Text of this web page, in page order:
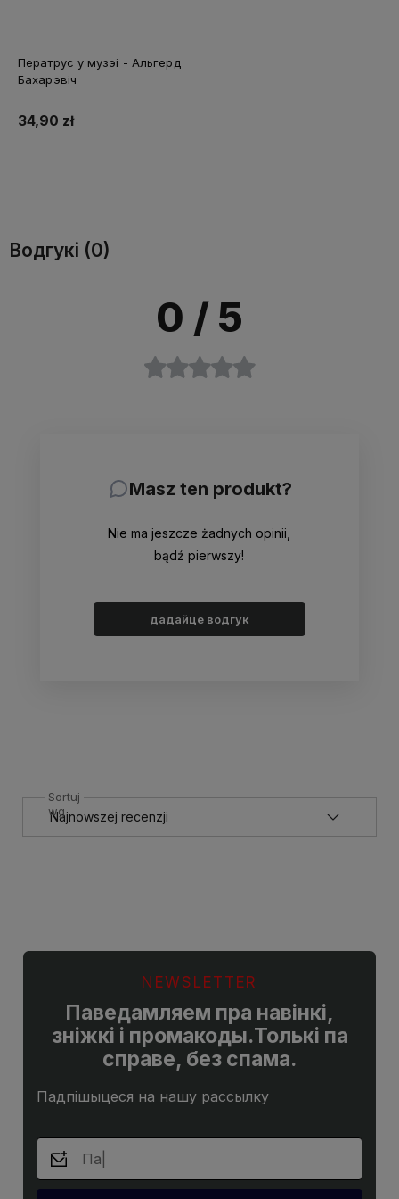
Ператрус у музэі - Альгерд
Бахарэвіч
34,90 zł
Водгукі (0)
0 / 5
Masz ten produkt?
Nie ma jeszcze żadnych opinii,
bądź pierwszy!
дадайце водгук
Sortuj
wg
NEWSLETTER
Паведамляем пра навінкі,
зніжкі і промакоды.Толькі па
справе, без спама.
Падпішыцеся на нашу рассылку